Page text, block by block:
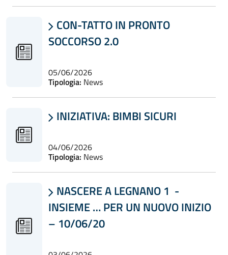
 CON-TATTO IN PRONTO
SOCCORSO 2.0
05/06/2026
Tipologia: News
 INIZIATIVA: BIMBI SICURI
04/06/2026
Tipologia: News
 NASCERE A LEGNANO 1 -
INSIEME … PER UN NUOVO INIZIO
– 10/06/20